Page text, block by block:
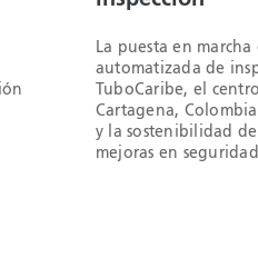
La puesta en
automatizada de
TuboCaribe, el
Cartagena,
y la sostenibilidad
mejoras en